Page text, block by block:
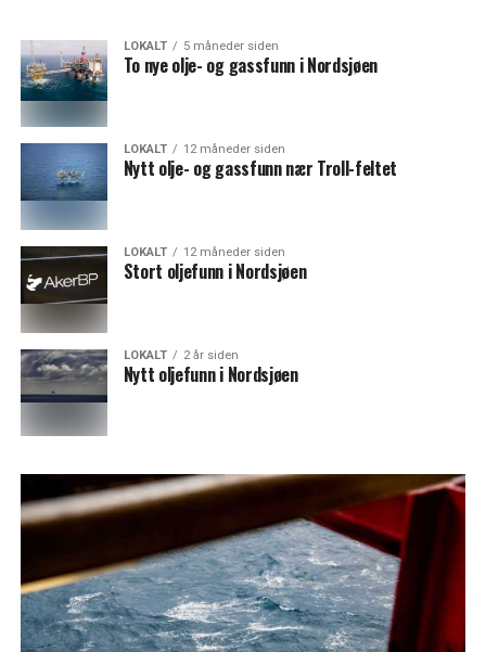
LOKALT 5 måneder siden
To nye olje- og gassfunn i Nordsjøen
LOKALT 12 måneder siden
Nytt olje- og gassfunn nær Troll-feltet
LOKALT 12 måneder siden
Stort oljefunn i Nordsjøen
LOKALT 2 år siden
Nytt oljefunn i Nordsjøen